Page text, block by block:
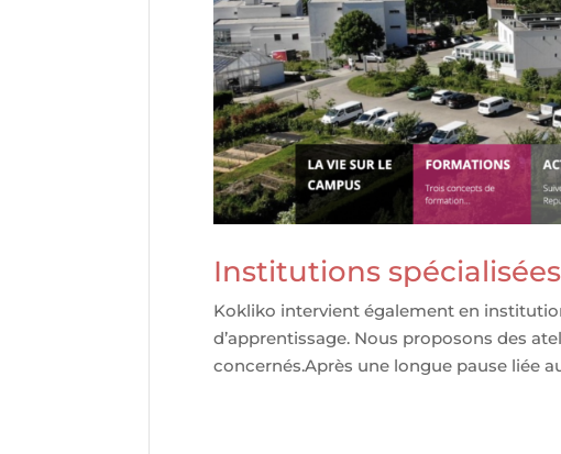
Institutions spécialisées
Kokliko intervient également en
d’apprentissage. Nous proposons des
concernés.Après une longue pause liée